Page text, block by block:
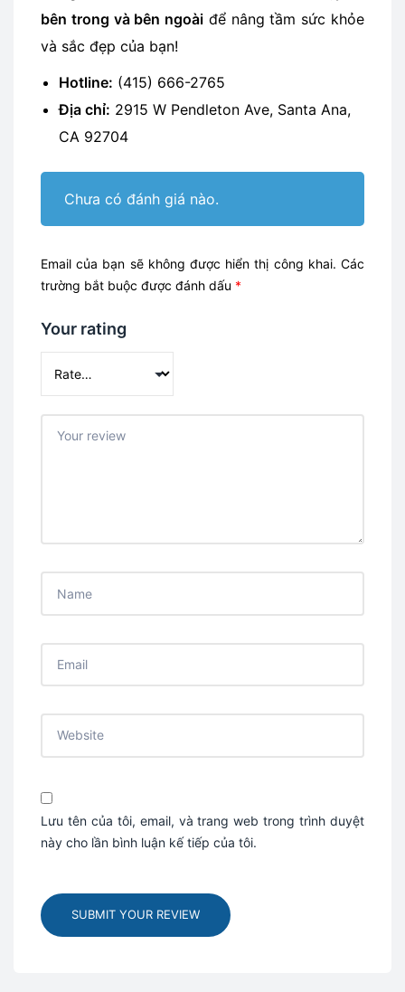
bên trong và bên ngoài để nâng tầm sức khỏe
và sắc đẹp của bạn!
Hotline: (415) 666-2765
Địa chỉ: 2915 W Pendleton Ave, Santa Ana,
CA 92704
Chưa có đánh giá nào.
Email của bạn sẽ không được hiển thị công khai. Các
trường bắt buộc được đánh dấu *
Your rating
Lưu tên của tôi, email, và trang web trong trình duyệt
này cho lần bình luận kế tiếp của tôi.
SUBMIT YOUR REVIEW